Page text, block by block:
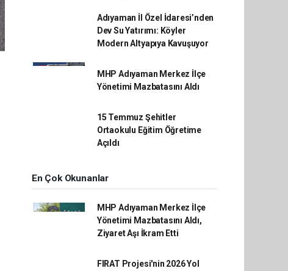
Adıyaman İl Özel İdaresi’nden
Dev Su Yatırımı: Köyler
Modern Altyapıya Kavuşuyor
MHP Adıyaman Merkez İlçe
Yönetimi Mazbatasını Aldı
15 Temmuz Şehitler
Ortaokulu Eğitim Öğretime
Açıldı
En Çok Okunanlar
MHP Adıyaman Merkez İlçe
Yönetimi Mazbatasını Aldı,
Ziyaret Aşı İkram Etti
FIRAT Projesi'nin 2026 Yol